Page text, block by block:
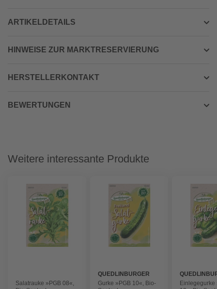
ARTIKELDETAILS
HINWEISE ZUR MARKTRESERVIERUNG
HERSTELLERKONTAKT
BEWERTUNGEN
Weitere interessante Produkte
Salatrauke »PGB 08«,
QUEDLINBURGER
Gurke »PGB 10«, Bio-
Einlegegurke